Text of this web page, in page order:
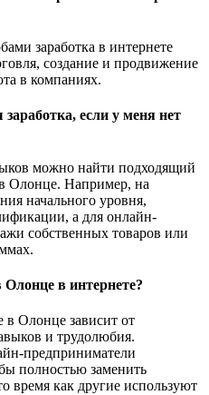
заработка в интернете
создание и продвижение
в компаниях.
если у меня нет
можно найти подходящий
в Олонце. Например, на
начального уровня,
а для онлайн-
собственных товаров или
в интернете?
в Олонце зависит от
и трудолюбия.
предприниматели
полностью заменить
время как другие используют